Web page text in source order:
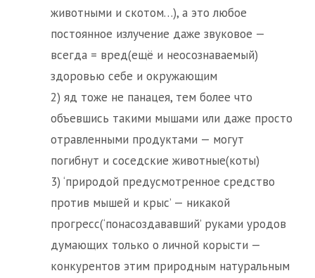
животными и скотом…), а это любое
постоянное излучение даже звуковое —
всегда = вред(ещё и неосознаваемый)
здоровью себе и окружающим
2) яд тоже не панацея, тем более что
объевшись такими мышами или даже просто
отравленными продуктами — могут
погибнут и соседские животные(коты)
3) ‘природой предусмотренное средство
против мышей и крыс’ — никакой
прогресс(‘понасоздававший’ руками уродов
думающих только о личной корысти —
конкурентов этим природным натуральным